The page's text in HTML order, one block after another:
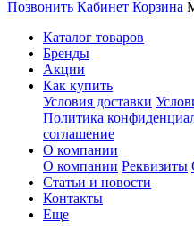
Позвонить Кабинет Корзина
Каталог товаров
Бренды
Акции
Как купить
Условия доставки
Политика
соглашение
О компании
О компании Реквизиты
Статьи и новости
Контакты
Еще